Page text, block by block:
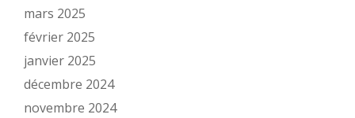
mars 2025
février 2025
janvier 2025
décembre 2024
novembre 2024